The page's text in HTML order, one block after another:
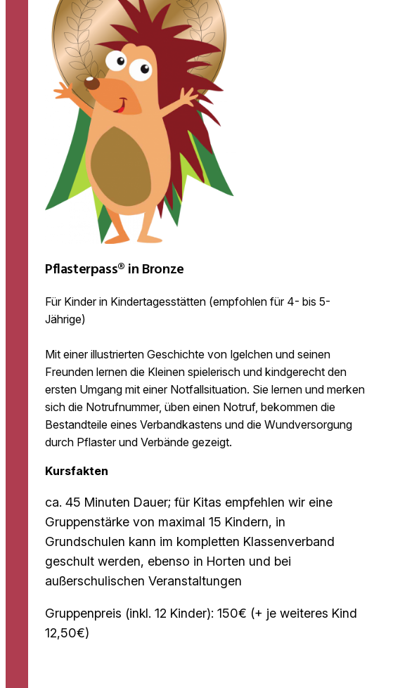
Pflasterpass® in Bronze
Für Kinder in Kindertagesstätten (empfohlen für 4- bis 5-
Jährige)
Mit einer illustrierten Geschichte von Igelchen und seinen
Freunden lernen die Kleinen spielerisch und kindgerecht den
ersten Umgang mit einer Notfallsituation. Sie lernen und merken
sich die Notrufnummer, üben einen Notruf, bekommen die
Bestandteile eines Verbandkastens und die Wundversorgung
durch Pflaster und Verbände gezeigt.
Kursfakten
ca. 45 Minuten Dauer; für Kitas empfehlen wir eine
Gruppenstärke von maximal 15 Kindern, in
Grundschulen kann im kompletten Klassenverband
geschult werden, ebenso in Horten und bei
außerschulischen Veranstaltungen
Gruppenpreis (inkl. 12 Kinder): 150€ (+ je weiteres Kind
12,50€)